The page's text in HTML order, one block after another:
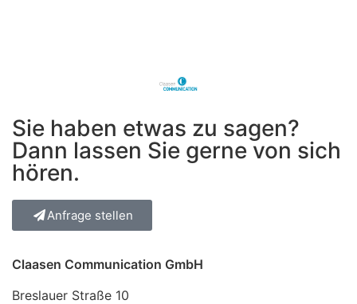
Sie haben etwas zu sagen?
Dann lassen Sie gerne von sich
hören.
Anfrage stellen
Claasen Communication GmbH
Breslauer Straße 10